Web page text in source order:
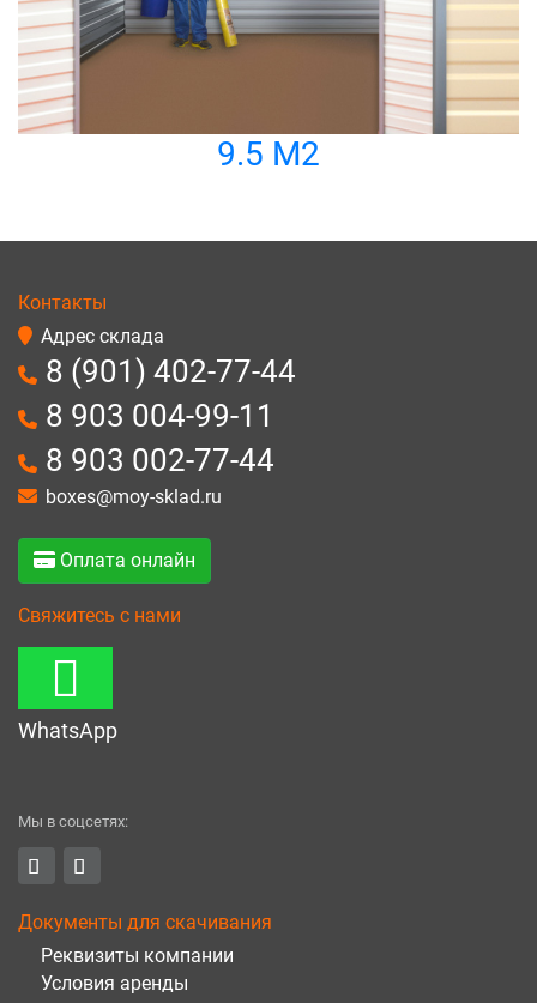
9.5 М2
Контакты
Адрес склада
8 (901) 402-77-44
8 903 004-99-11
8 903 002-77-44
boxes@moy-sklad.ru
Оплата онлайн
Свяжитесь с нами
WhatsApp
Мы в соцсетях:
Документы для скачивания
Реквизиты компании
Условия аренды